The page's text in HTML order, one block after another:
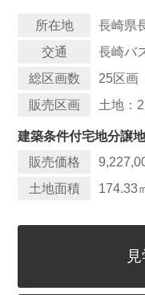
所在地
長崎県
交通
長崎バ
総区画数
25区画
販売区画
土地：
建築条件付宅地分譲
販売価格
土地面積
174.33